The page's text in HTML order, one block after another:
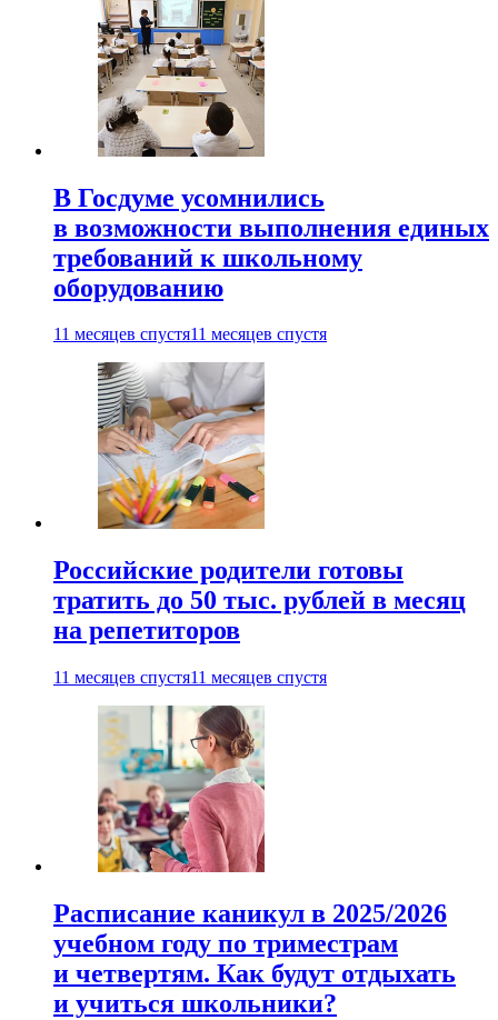
В Госдуме усомнились
в возможности выполнения единых
требований к школьному
оборудованию
11 месяцев спустя11 месяцев спустя
Российские родители готовы
тратить до 50 тыс. рублей в месяц
на репетиторов
11 месяцев спустя11 месяцев спустя
Расписание каникул в 2025/2026
учебном году по триместрам
и четвертям. Как будут отдыхать
и учиться школьники?